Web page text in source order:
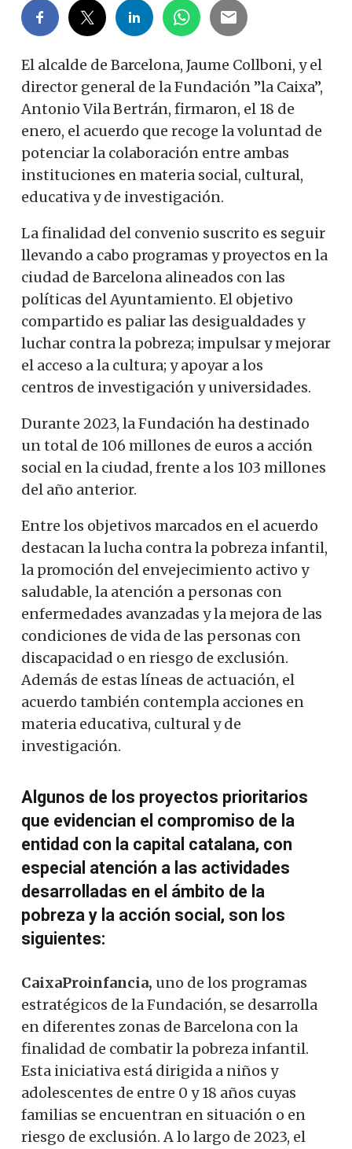
El alcalde de Barcelona, Jaume Collboni, y el
director general de la Fundación ”la Caixa”,
Antonio Vila Bertrán, firmaron, el 18 de
enero, el acuerdo que recoge la voluntad de
potenciar la colaboración entre ambas
instituciones en materia social, cultural,
educativa y de investigación.
La finalidad del convenio suscrito es seguir
llevando a cabo programas y proyectos en la
ciudad de Barcelona alineados con las
políticas del Ayuntamiento. El objetivo
compartido es paliar las desigualdades y
luchar contra la pobreza; impulsar y mejorar
el acceso a la cultura; y apoyar a los
centros de investigación y universidades.
Durante 2023, la Fundación ha destinado
un total de 106 millones de euros a acción
social en la ciudad, frente a los 103 millones
del año anterior.
Entre los objetivos marcados en el acuerdo
destacan la lucha contra la pobreza infantil,
la promoción del envejecimiento activo y
saludable, la atención a personas con
enfermedades avanzadas y la mejora de las
condiciones de vida de las personas con
discapacidad o en riesgo de exclusión.
Además de estas líneas de actuación, el
acuerdo también contempla acciones en
materia educativa, cultural y de
investigación.
Algunos de los proyectos prioritarios
que evidencian el compromiso de la
entidad con la capital catalana, con
especial atención a las actividades
desarrolladas en el ámbito de la
pobreza y la acción social, son los
siguientes:
CaixaProinfancia, uno de los programas
estratégicos de la Fundación, se desarrolla
en diferentes zonas de Barcelona con la
finalidad de combatir la pobreza infantil.
Esta iniciativa está dirigida a niños y
adolescentes de entre 0 y 18 años cuyas
familias se encuentran en situación o en
riesgo de exclusión. A lo largo de 2023, el